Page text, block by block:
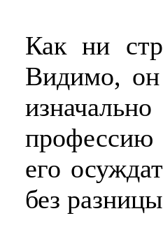
Как ни
Видимо, он
его
без